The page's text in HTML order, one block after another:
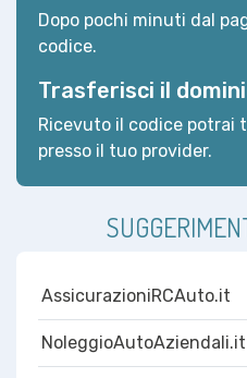
Dopo pochi minuti dal
codice.
Trasferisci il
Ricevuto il codice potrai
presso il tuo provider.
AssicurazioniRCAuto.it
NoleggioAutoAziendali.it